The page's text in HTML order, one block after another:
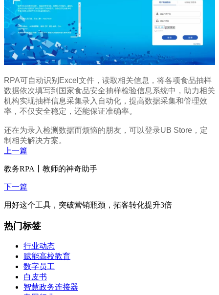
RPA可自动识别Excel文件，读取相关信息，将各项食品抽样
数据依次填写到国家食品安全抽样检验信息系统中，助力相关
机构实现抽样信息采集录入自动化，提高数据采集和管理效
率，不仅安全稳定，还能保证准确率。
还在为录入检测数据而烦恼的朋友，可以登录UB Store，定
制相关解决方案。
上一篇
教务RPA丨教师的神奇助手
下一篇
用好这个工具，突破营销瓶颈，拓客转化提升3倍
热门标签
行业动态
赋能高校教育
数字员工
白皮书
智慧政务连接器